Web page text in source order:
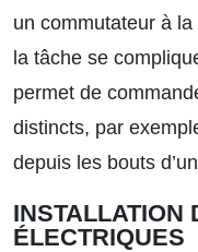
un commutateur à la
la tâche se
permet de
distincts, par
depuis les bouts
INSTALLATION
ÉLECTRIQUES